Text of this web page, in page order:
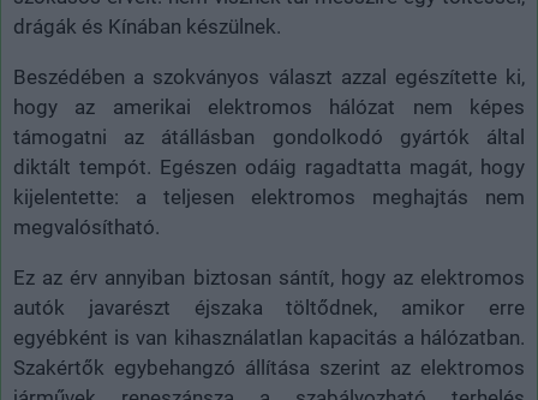
drágák és Kínában készülnek.
Beszédében a szokványos választ azzal egészítette ki,
hogy az amerikai elektromos hálózat nem képes
támogatni az átállásban gondolkodó gyártók által
diktált tempót. Egészen odáig ragadtatta magát, hogy
kijelentette: a teljesen elektromos meghajtás nem
megvalósítható.
Ez az érv annyiban biztosan sántít, hogy az elektromos
autók javarészt éjszaka töltődnek, amikor erre
egyébként is van kihasználatlan kapacitás a hálózatban.
Szakértők egybehangzó állítása szerint az elektromos